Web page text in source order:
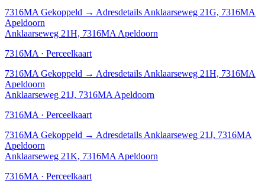
7316MA Gekoppeld → Adresdetails Anklaarseweg 21G, 7316MA
Apeldoorn
Anklaarseweg 21H, 7316MA Apeldoorn
7316MA · Perceelkaart
7316MA Gekoppeld → Adresdetails Anklaarseweg 21H, 7316MA
Apeldoorn
Anklaarseweg 21J, 7316MA Apeldoorn
7316MA · Perceelkaart
7316MA Gekoppeld → Adresdetails Anklaarseweg 21J, 7316MA
Apeldoorn
Anklaarseweg 21K, 7316MA Apeldoorn
7316MA · Perceelkaart